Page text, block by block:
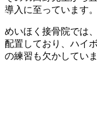
導入に至っています。
めいほく接骨院では
配置しており、ハイ
の練習も欠かしていま